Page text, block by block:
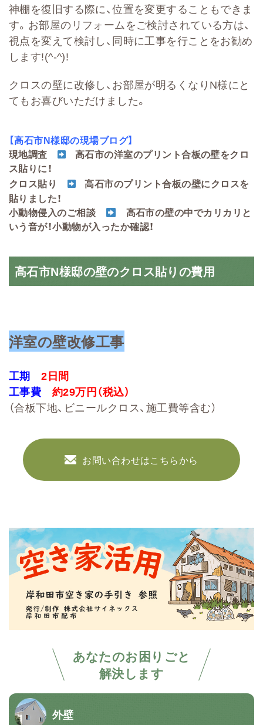
あなたのお困りごと
解決します
外壁
神棚を復旧する際に、位置を変更することもできま
す。お部屋のリフォームをご検討されている方は、
視点を変えて検討し、同時に工事を行ことをお勧め
します!(^-^)!
クロスの壁に改修し、お部屋が明るくなりN様にと
てもお喜びいただけました。
【高石市N様邸の現場ブログ】
現地調査
高石市の洋室のプリント合板の壁をクロ
ス貼りに！
クロス貼り
高石市のプリント合板の壁にクロスを
貼りました！
小動物侵入のご相談
高石市の壁の中でカリカリと
いう音が！小動物が入ったか確認！
高石市N様邸の壁のクロス貼りの費用
洋室の壁改修工事
工期
2日間
工事費
約29万円（税込）
（合板下地、ビニールクロス、施工費等含む）
お問い合わせはこちらから